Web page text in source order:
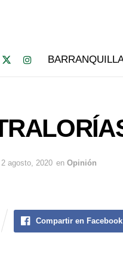
2 agosto, 2020 en Opinión
Compartir en Facebook